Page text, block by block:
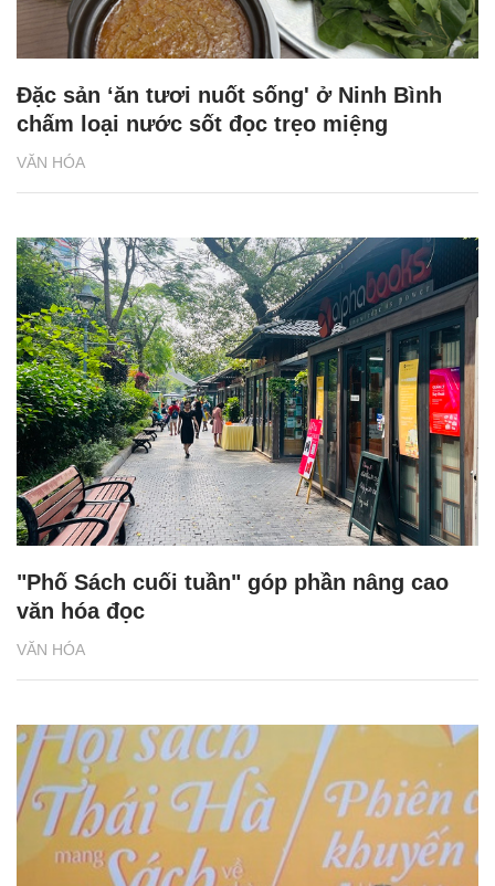
VĂN HÓA
Đặc sản ‘ăn tươi nuốt sống' ở Ninh Bình
chấm loại nước sốt đọc trẹo miệng
VĂN HÓA
"Phố Sách cuối tuần" góp phần nâng cao
văn hóa đọc